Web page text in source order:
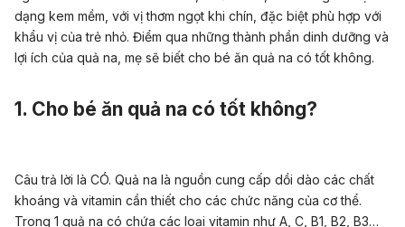
dạng kem mềm, với vị thơm ngọt khi chín, đặc biệt phù hợp với
khẩu vị của trẻ nhỏ. Điểm qua những thành phần dinh dưỡng và
lợi ích của quả na, mẹ sẽ biết cho bé ăn quả na có tốt không.
1. Cho bé ăn quả na có tốt không?
Câu trả lời là CÓ. Quả na là nguồn cung cấp dồi dào các chất
khoáng và vitamin cần thiết cho các chức năng của cơ thể.
Trong 1 quả na có chứa các loại vitamin như A, C, B1, B2, B3…